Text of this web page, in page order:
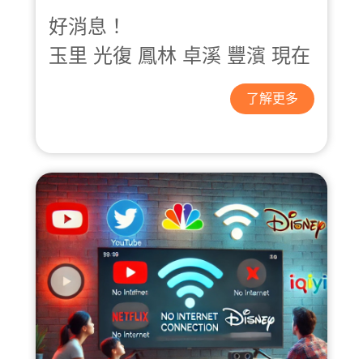
好消息！
玉里 光復 鳳林 卓溪 豐濱 現在
可申辦光纖到戶 FTTH 服務！
超高速上網 × 穩定不掉線 × 順
超快下載 & 流暢影音4K 追
劇、線上遊戲不卡頓！
多人同時使用不影響全家一起
用網，依然順暢！
穩定高速上網遠距工作、視訊
開會再也不用擔心斷線！
立即來電申辦！
了解更多